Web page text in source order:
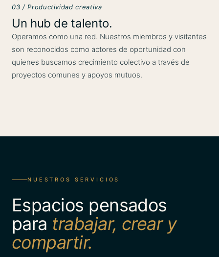
03 / Productividad creativa
Un hub de talento.
Operamos como una red. Nuestros miembros y visitantes
son reconocidos como actores de oportunidad con
quienes buscamos crecimiento colectivo a través de
proyectos comunes y apoyos mutuos.
NUESTROS SERVICIOS
Espacios pensados
para trabajar, crear y
compartir.